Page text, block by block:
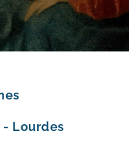
- Lourdes